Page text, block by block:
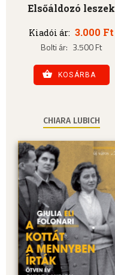
Elsőáldozó leszek
Kiadói ár: 3.000 Ft
Bolti ár: 3.500 Ft
KOSÁRBA
CHIARA LUBICH